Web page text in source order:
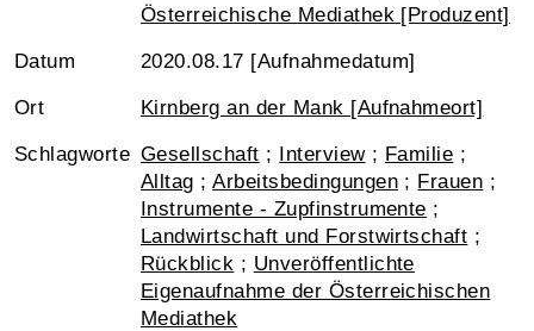
Österreichische Mediathek [Produzent]
Datum 2020.08.17 [Aufnahmedatum]
Ort Kirnberg an der Mank [Aufnahmeort]
Schlagworte Gesellschaft ; Interview; Familie ;
Alltag ;Arbeitsbedingungen; Frauen ;
Instrumente - Zupfinstrumente ;
Landwirtschaft und Forstwirtschaft ;
Rückblick ; Unveröffentlichte
Eigenaufnahme der Österreichischen
Mediathek